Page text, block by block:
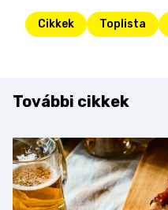
Cikkek Toplista
További cikkek